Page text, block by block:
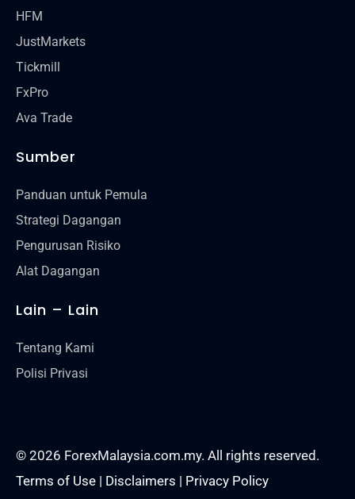
HFM
JustMarkets
Tickmill
FxPro
Ava Trade
Sumber
Panduan untuk Pemula
Strategi Dagangan
Pengurusan Risiko
Alat Dagangan
Lain – Lain
Tentang Kami
Polisi Privasi
© 2026 ForexMalaysia.com.my. All rights reserved.
Terms of Use| Disclaimers | Privacy Policy